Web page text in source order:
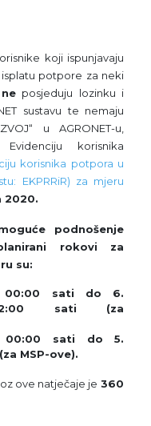
koji ispunjavaju
potpore za neki
neposjeduju lozinku i
sustavu te nemaju
u AGRONET-u,
korisnika
korisnika potpora u
EKPRRiR) za mjeru
2020.
podnošenje
rokovi za
su:
sati do 6.
sati (za
sati do 5.
MSP-ove).
ove natječaje je 360